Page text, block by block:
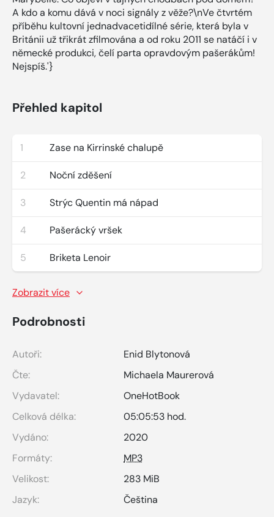
A kdo a komu dává v noci signály z věže?\nVe čtvrtém
příběhu kultovní jednadvacetidílné série, která byla v
Británii už třikrát zfilmována a od roku 2011 se natáčí i v
německé produkci, čelí parta opravdovým pašerákům!
Nejspíš.'}
Přehled kapitol
1 Zase na Kirrinské chalupě
2 Noční zděšení
3 Strýc Quentin má nápad
4 Pašerácký vršek
5 Briketa Lenoir
Zobrazit více
Podrobnosti
Autoři:
Enid Blytonová
Čte:
Michaela Maurerová
Vydavatel:
OneHotBook
Celková délka:
05:05:53 hod.
Vydáno:
2020
Formáty:
MP3
Velikost:
283 MiB
Jazyk:
Čeština